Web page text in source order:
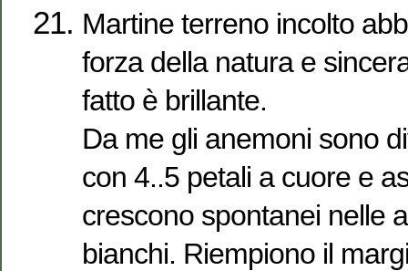
Martine terreno incolto
forza della natura e
fatto è brillante.
Da me gli anemoni sono
con 4..5 petali a cuore e
crescono spontanei nelle
bianchi. Riempiono il